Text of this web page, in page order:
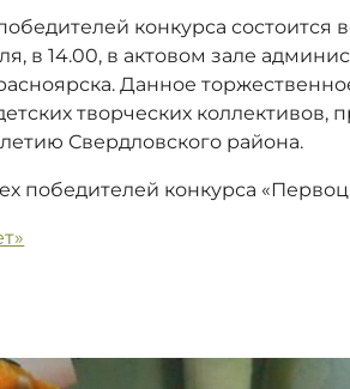
конкурса состоится
в 14.00, в актовом зале
Данное
творческих коллективов,
Свердловского района.
победителей конкурса